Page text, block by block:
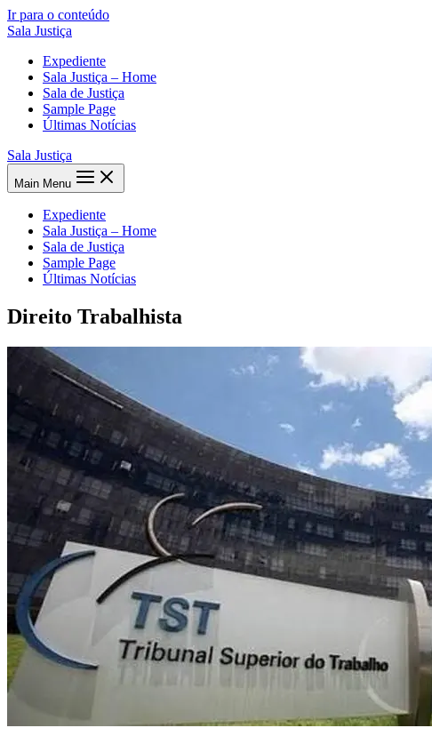
Ir para o conteúdo
Sala Justiça
Expediente
Sala Justiça – Home
Sala de Justiça
Sample Page
Últimas Notícias
Sala Justiça
Main Menu
Expediente
Sala Justiça – Home
Sala de Justiça
Sample Page
Últimas Notícias
Direito Trabalhista